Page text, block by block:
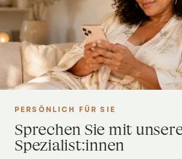
PERSÖNLICH FÜR SIE
Sprechen Sie mit
Spezialist:innen